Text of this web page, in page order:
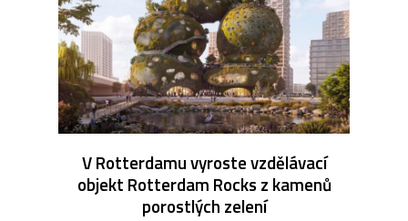
V Rotterdamu vyroste vzdělávací
objekt Rotterdam Rocks z kamenů
porostlých zelení